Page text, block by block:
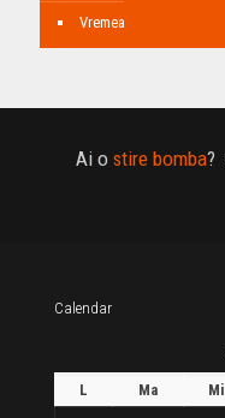
Vremea
Ai o stire bomba?
Calendar
L Ma Mi